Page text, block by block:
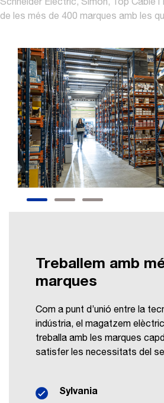
Schneider Electric, Simon, Top Cable
de les més de 400 marques amb les
Treballem amb
marques
Com a punt d’unió entre la
indústria, el magatzem
treballa amb les marques
satisfer les necessitats del
Sylvania